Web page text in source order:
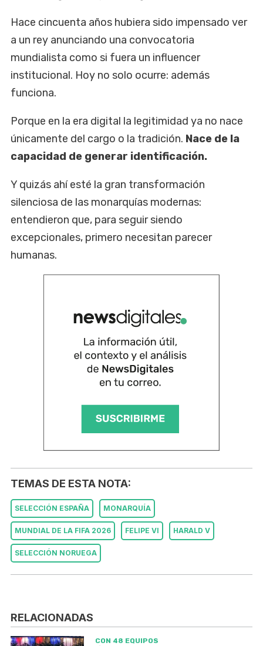
Hace cincuenta años hubiera sido impensado ver
a un rey anunciando una convocatoria
mundialista como si fuera un influencer
institucional. Hoy no solo ocurre: además
funciona.
Porque en la era digital la legitimidad ya no nace
únicamente del cargo o la tradición. Nace de la
capacidad de generar identificación.
Y quizás ahí esté la gran transformación
silenciosa de las monarquías modernas:
entendieron que, para seguir siendo
excepcionales, primero necesitan parecer
humanas.
TEMAS DE ESTA NOTA:
SELECCIÓN ESPAÑA MONARQUÍA
MUNDIAL DE LA FIFA 2026 FELIPE VI HARALD V
SELECCIÓN NORUEGA
RELACIONADAS
CON 48 EQUIPOS